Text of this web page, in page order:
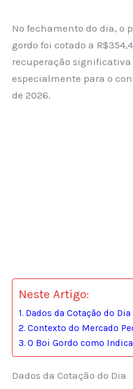
No fechamento do dia, o
gordo foi cotado a
recuperação
especialmente para o
de 2026.
Neste Artigo:
Dados da Cotação do Dia
Contexto do Mercado
O Boi Gordo como
Dados da Cotação do Dia